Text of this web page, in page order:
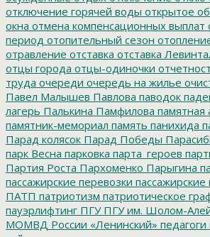
отключение горячей воды открытое
окна отмена компенсационных выплат
период отопительный сезон
отравление отставка отставка
отцы города отцы-одиночки
труда очереди очередь на жилье
Павел Малышев Павлова паводок
лагерь Палькина Памфилова памятная
памятник-мемориал память панихида
Парад колясок Парад Победы
парк Весна парковка парта_героев
Партия Роста Пархоменко Парыгина
пассажирские перевозки
ПАТП патриотизм патриотическое
пауэрлифтинг ПГУПГУ им. Шолом-
МОМВД России «Ленинский» педагоги